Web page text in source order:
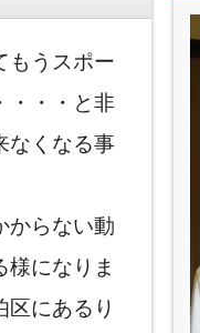
もうスポー
・・・と非
なくなる事
からない動
様になりま
区にあるり